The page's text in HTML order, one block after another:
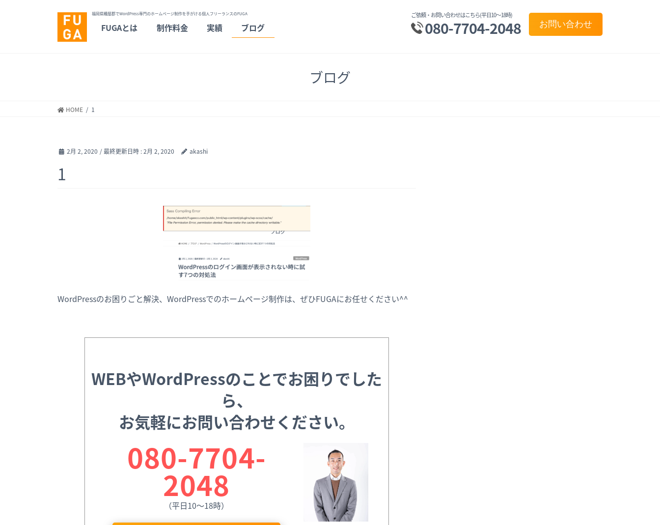
福岡県糟屋郡でWordPress専門のホームページ制作を手がける個人フリーランスのFUGA
FUGAとは 制作料金 実績 ブログ
ご依頼・お問い合わせはこちら(平日10〜18時)
080-7704-2048 お問い合わせ
ブログ
HOME 1
2月 2, 2020 / 最終更新日時 :2月 2, 2020 akashi
1
WordPressのお困りごと解決、WordPressでのホームページ制作は、ぜひFUGAにお任せください^^
WEBやWordPressのことでお困りでした
ら、
お気軽にお問い合わせください。
080-7704-
2048
（平日10〜18時）